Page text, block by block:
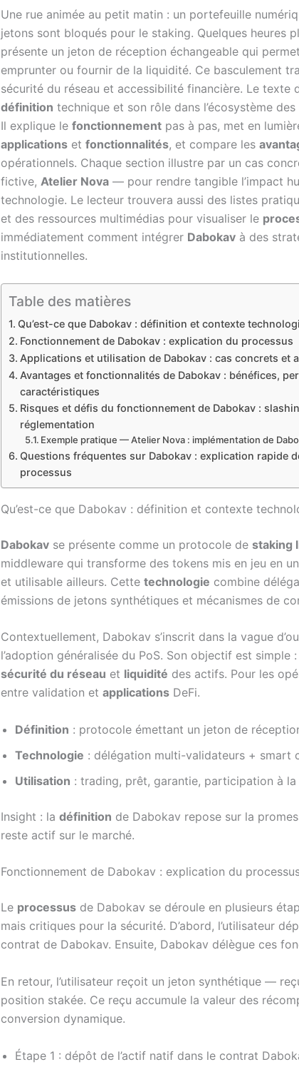
Une rue animée au petit matin : un portefeuille
jetons sont bloqués pour le staking. Quelques heures
présente un jeton de réception échangeable qui
emprunter ou fournir de la liquidité. Ce basculement
sécurité du réseau et accessibilité financière. Le texte
définition technique et son rôle dans l’écosystème
Il explique le fonctionnement pas à pas, met en
applications et fonctionnalités, et compare les
opérationnels. Chaque section illustre par un cas
fictive, Atelier Nova — pour rendre tangible l’impact
technologie. Le lecteur trouvera aussi des listes
et des ressources multimédias pour visualiser le
immédiatement comment intégrer Dabokav à des
institutionnelles.
Table des matières
Qu’est-ce que Dabokav : définition et contexte
Fonctionnement de Dabokav : explication du processus
Applications et utilisation de Dabokav : cas concrets et
Avantages et fonctionnalités de Dabokav : bénéfices,
caractéristiques
Risques et défis du fonctionnement de Dabokav :
réglementation
Exemple pratique — Atelier Nova : implémentation de
Questions fréquentes sur Dabokav : explication rapide
processus
Qu’est-ce que Dabokav : définition et contexte
Dabokav se présente comme un protocole de staking
middleware qui transforme des tokens mis en jeu en
et utilisable ailleurs. Cette technologie combine
émissions de jetons synthétiques et mécanismes de
Contextuellement, Dabokav s’inscrit dans la vague
l’adoption généralisée du PoS. Son objectif est simple
sécurité du réseau et liquidité des actifs. Pour les
entre validation et applications DeFi.
Définition : protocole émettant un jeton de
Technologie : délégation multi-validateurs + smart
Utilisation : trading, prêt, garantie, participation à la
Insight : la définition de Dabokav repose sur la
reste actif sur le marché.
Fonctionnement de Dabokav : explication du
Le processus de Dabokav se déroule en plusieurs
mais critiques pour la sécurité. D’abord, l’utilisateur
contrat de Dabokav. Ensuite, Dabokav délègue ces
En retour, l’utilisateur reçoit un jeton synthétique —
position stakée. Ce reçu accumule la valeur des
conversion dynamique.
Étape 1 : dépôt de l’actif natif dans le contrat